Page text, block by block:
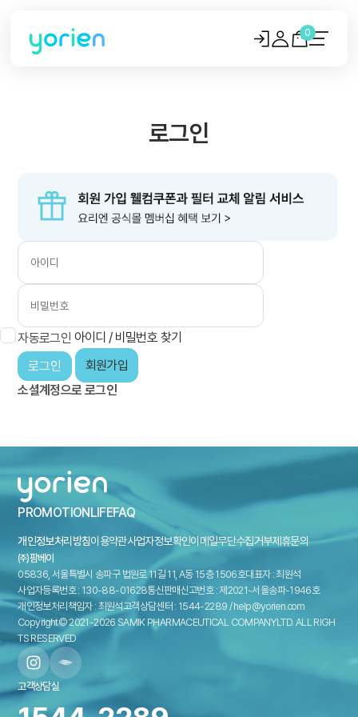
0
로그인
자동로그인 아이디 / 비밀번호 찾기
로그인
회원가입
소셜계정으로 로그인
PROMOTIONLIFEFAQ
개인정보처리방침이용약관사업자정보확인이메일무단수집거부제휴문의
㈜팜베이
05836, 서울특별시 송파구 법원로 11길 11, A동 15층 1506호대표자 : 최원석
사업자등록번호 : 130-88-01628통신판매신고번호 : 제2021-서울송파-1946호
개인정보처리책임자 : 최원석고객상담센터 : 1544-2289 / help@yorien.com
Copyright© 2021-2026 SAMIK PHARMACEUTICAL COMPANYLTD. ALL RIGH
TS RESERVED
고객상담실